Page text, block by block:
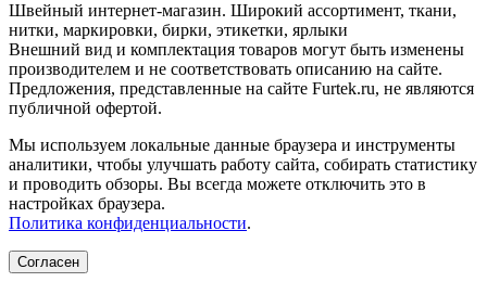
Швейный интернет-магазин. Широкий ассортимент, ткани,
нитки, маркировки, бирки, этикетки, ярлыки
Внешний вид и комплектация товаров могут быть изменены
производителем и не соответствовать описанию на сайте.
Предложения, представленные на сайте Furtek.ru, не являются
публичной офертой.
Мы используем локальные данные браузера и инструменты
аналитики, чтобы улучшать работу сайта, собирать статистику
и проводить обзоры. Вы всегда можете отключить это в
настройках браузера.
Политика конфиденциальности.
Согласен